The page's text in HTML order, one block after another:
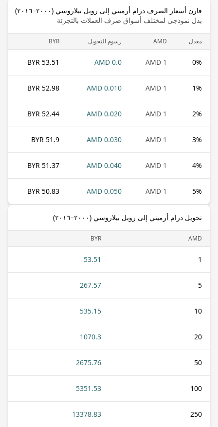
قارن أسعار الصرف درام أرميني إلى روبل بيلاروسي (٢٠٠٠–٢٠١٦)
بدل نموذجي لمختلف أسواق صرف العملات بالتجزئة
معدل AMD رسوم التحويل BYR
0%
1 AMD
0.0 AMD
53.51 BYR
1%
1 AMD
0.010 AMD
52.98 BYR
2%
1 AMD
0.020 AMD
52.44 BYR
3%
1 AMD
0.030 AMD
51.9 BYR
4%
1 AMD
0.040 AMD
51.37 BYR
5%
1 AMD
0.050 AMD
50.83 BYR
تحويل درام أرميني إلى روبل بيلاروسي (٢٠٠٠–٢٠١٦)
AMD
BYR
1
53.51
5
267.57
10
535.15
20
1070.3
50
2675.76
100
5351.53
250
13378.83